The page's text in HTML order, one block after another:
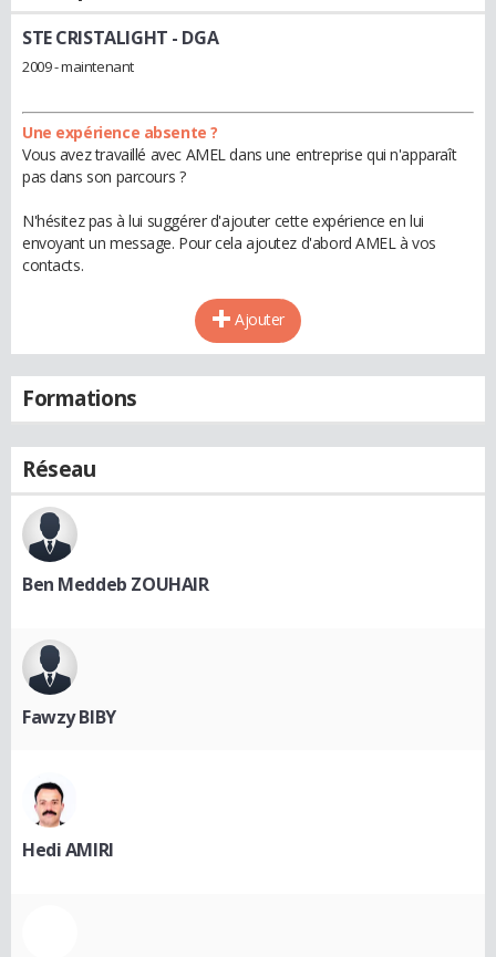
STE CRISTALIGHT - DGA
2009 - maintenant
Une expérience absente ?
Vous avez travaillé avec AMEL dans une entreprise qui n'apparaît
pas dans son parcours ?
N'hésitez pas à lui suggérer d'ajouter cette expérience en lui
envoyant un message. Pour cela ajoutez d'abord AMEL à vos
contacts.
Ajouter
Formations
Réseau
Ben Meddeb ZOUHAIR
Fawzy BIBY
Hedi AMIRI